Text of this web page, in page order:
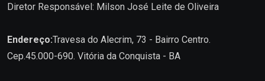
Diretor Responsável: Milson José Leite de Oliveira
Endereço:Travesa do Alecrim, 73 - Bairro Centro.
Cep.45.000-690. Vitória da Conquista - BA